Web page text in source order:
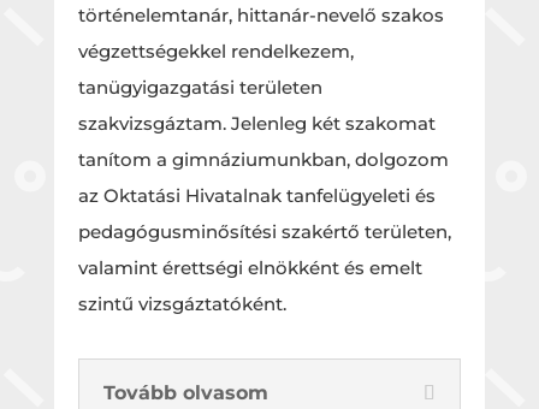
történelemtanár, hittanár-nevelő szakos
végzettségekkel rendelkezem,
tanügyigazgatási területen
szakvizsgáztam. Jelenleg két szakomat
tanítom a gimnáziumunkban, dolgozom
az Oktatási Hivatalnak tanfelügyeleti és
pedagógusminősítési szakértő területen,
valamint érettségi elnökként és emelt
szintű vizsgáztatóként.
Tovább olvasom